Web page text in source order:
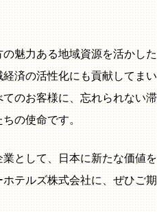
魅力ある地域資源を活かした
済の活性化にも貢献してまい
のお客様に、忘れられない滞
の使命です。
として、日本に新たな価値を
テルズ株式会社に、ぜひご期